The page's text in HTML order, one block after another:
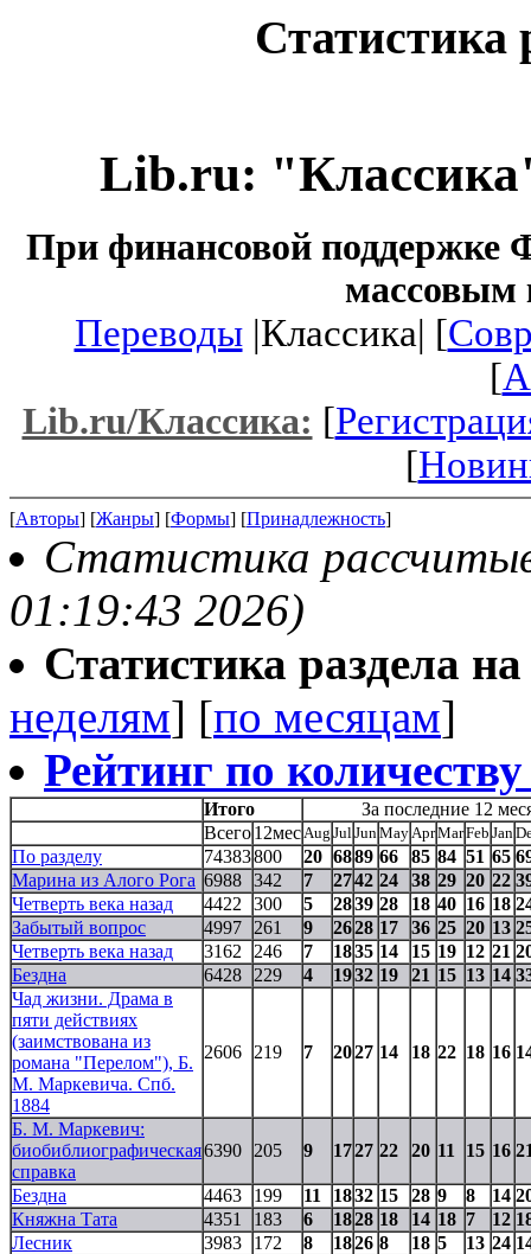
Статистика
Lib.ru:
При финансовой поддержке
массовым
Переводы|Классика| [
[
Lib.ru/Классика: [
[
[Авторы] [Жанры] [Формы] [Принадлежность]
Статистика
01:19:43 2026)
Статистика раздела
неделям] [по месяцам]
Рейтинг по
Итого
За последние 12
Всего12мес Aug Jul Jun May AprMarFeb Jan
По разделу 74383800 20 6889 66 85 84 51 65
Марина из Алого Рога 6988 342 7 2742 24 38 29 20 22
Четверть века назад
4422 300 5 2839 28 18 40 16 18
Забытый вопрос
4997 261 9 2628 17 36 25 20 13
Четверть века назад
3162 246 7 1835 14 15 19 12 21
Бездна
6428 229 4 1932 19 21 15 13 14
Чад жизни. Драма в
пяти действиях
(заимствована из
романа "Перелом"), Б.
М. Маркевича. Спб.
1884
2606 219 7 2027 14 18 22 18 16
Б. М. Маркевич:
биобиблиографическая
справка
6390 205 9 1727 22 20 11 15 16
Бездна 4463 199 11 1832 15 28 9 8 14
Княжна Тата
4351 183 6 1828 18 14 18 7 12
Лесник
3983 172 8 1826 8 18 5 13 24